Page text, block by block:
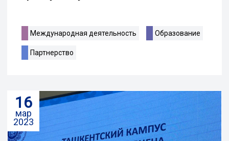
Международная деятельность Образование
Партнерство
16
мар
2023